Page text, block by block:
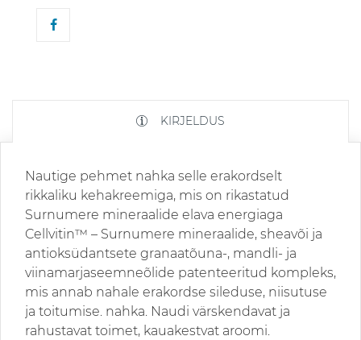
KIRJELDUS
Nautige pehmet nahka selle erakordselt
rikkaliku kehakreemiga, mis on rikastatud
Surnumere mineraalide elava energiaga
Cellvitin™ – Surnumere mineraalide, sheavõi ja
antioksüdantsete granaatõuna-, mandli- ja
viinamarjaseemneõlide patenteeritud kompleks,
mis annab nahale erakordse sileduse, niisutuse
ja toitumise. nahka. Naudi värskendavat ja
rahustavat toimet, kauakestvat aroomi.